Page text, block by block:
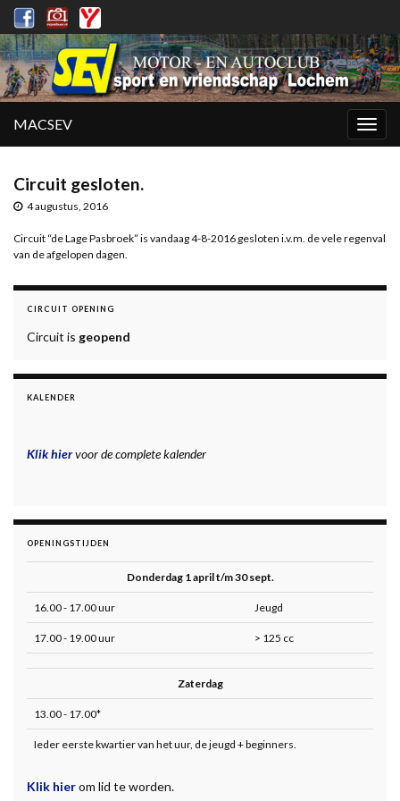
MACSEV
Circuit gesloten.
4 augustus, 2016
Circuit “de Lage Pasbroek” is vandaag 4-8-2016 gesloten i.v.m. de vele regenval
van de afgelopen dagen.
CIRCUIT OPENING
Circuit is geopend
KALENDER
Klik hiervoor de complete kalender
OPENINGSTIJDEN
Donderdag 1 april t/m 30 sept.
16.00 - 17.00 uur Jeugd
17.00 - 19.00 uur > 125 cc
Zaterdag
13.00 - 17.00*
Ieder eerste kwartier van het uur, de jeugd + beginners.
Klik hierom lid te worden.